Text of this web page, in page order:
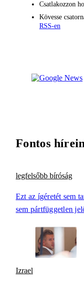
Csatlakozzon
Kövesse
RSS-en
Fontos
legfelsőbb bíróság
Ezt az ígéretét sem
sem pártfüggetlen
Izrael